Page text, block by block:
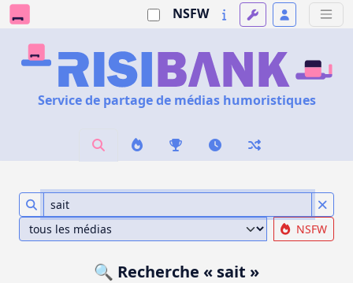
NSFW
Service de partage de médias humoristiques
NSFW
🔍 Recherche « sait »